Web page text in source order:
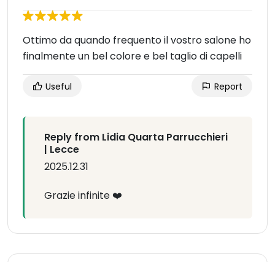
Ottimo da quando frequento il vostro salone ho
finalmente un bel colore e bel taglio di capelli
Useful Report
Reply from Lidia Quarta Parrucchieri
| Lecce
2025.12.31
Grazie infinite ❤️